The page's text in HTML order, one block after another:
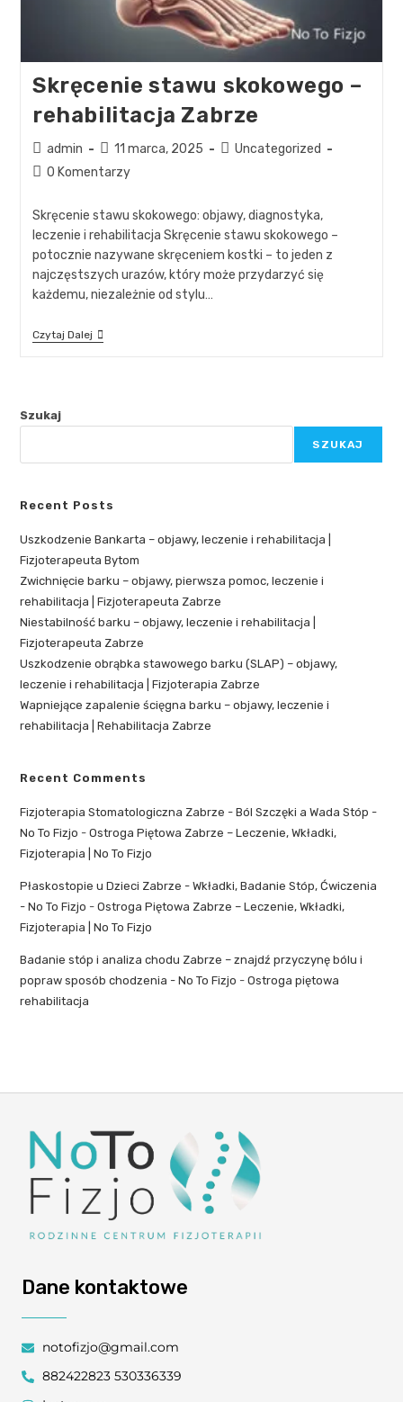
Skręcenie stawu skokowego –
rehabilitacja Zabrze
admin 11 marca, 2025
Uncategorized
0 Komentarzy
Skręcenie stawu skokowego: objawy, diagnostyka,
leczenie i rehabilitacja Skręcenie stawu skokowego –
potocznie nazywane skręceniem kostki – to jeden z
najczęstszych urazów, który może przydarzyć się
każdemu, niezależnie od stylu…
Czytaj Dalej
Szukaj
SZUKAJ
Recent Posts
Uszkodzenie Bankarta – objawy, leczenie i rehabilitacja |
Fizjoterapeuta Bytom
Zwichnięcie barku – objawy, pierwsza pomoc, leczenie i
rehabilitacja | Fizjoterapeuta Zabrze
Niestabilność barku – objawy, leczenie i rehabilitacja |
Fizjoterapeuta Zabrze
Uszkodzenie obrąbka stawowego barku (SLAP) – objawy,
leczenie i rehabilitacja | Fizjoterapia Zabrze
Wapniejące zapalenie ścięgna barku – objawy, leczenie i
rehabilitacja | Rehabilitacja Zabrze
Recent Comments
Fizjoterapia Stomatologiczna Zabrze - Ból Szczęki a Wada Stóp -
No To Fizjo -Ostroga Piętowa Zabrze – Leczenie, Wkładki,
Fizjoterapia | No To Fizjo
Płaskostopie u Dzieci Zabrze - Wkładki, Badanie Stóp, Ćwiczenia
- No To Fizjo -Ostroga Piętowa Zabrze – Leczenie, Wkładki,
Fizjoterapia | No To Fizjo
Badanie stóp i analiza chodu Zabrze – znajdź przyczynę bólu i
popraw sposób chodzenia - No To Fizjo -Ostroga piętowa
rehabilitacja
Dane kontaktowe
notofizjo@gmail.com
882422823 530336339